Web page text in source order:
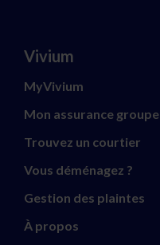
Vivium
MyVivium
Mon assurance groupe
Trouvez un courtier
Vous déménagez ?
Gestion des plaintes
À propos